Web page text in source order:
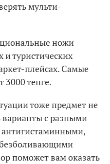
мульти-
ножи
и туристических
плейсах. Самые
3000 тенге.
тоже предмет не
с разными
антигистаминными,
поможет вам оказать